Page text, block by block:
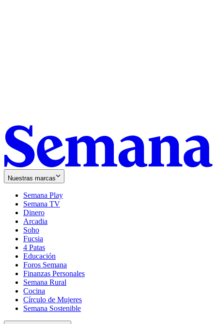
Nuestras marcas
Semana Play
Semana TV
Dinero
Arcadia
Soho
in
new
window
Fucsia
in
new
window
4 Patas
Educación
Foros Semana
Finanzas Personales
Semana Rural
Cocina
Círculo de Mujeres
Semana Sostenible